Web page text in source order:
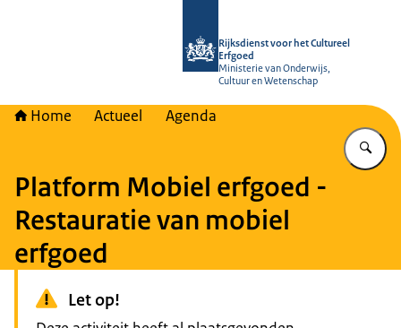
Rijksdienst voor het Cultureel
Erfgoed
Ministerie van Onderwijs,
Cultuur en Wetenschap
Home Actueel Agenda
Platform Mobiel erfgoed -
Restauratie van mobiel
erfgoed
Let op!